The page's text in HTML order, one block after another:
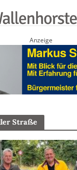
Anzeige
Straße